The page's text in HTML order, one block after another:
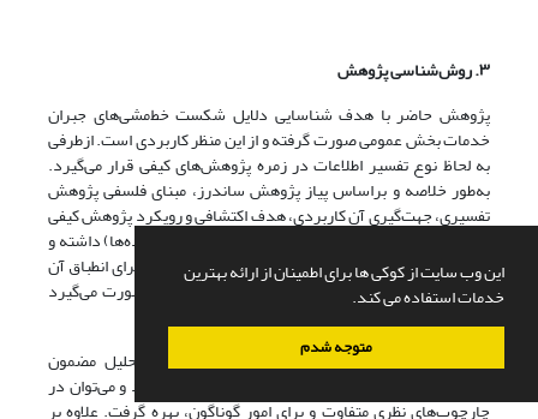
این وب سایت از کوکی ها برای اطمینان از ارائه بهترین
خدمات استفاده می کند.
متوجه شدم
۳. روش‌‌‌‌شناسی پژوهش
پژوهش حاضر با هدف شناسایی دلایل شکست خط‌مشی‌های جبران
خدمات بخش عمومی صورت گرفته و از این منظر کاربردی است. ازطرفی
به لحاظ نوع تفسیر اطلاعات در زمره پژوهش‌های کیفی قرار می‌گیرد.
به‌طور خلاصه و براساس پیاز پژوهش ساندرز، مبنای فلسفی پژوهش
تفسیری، جهت‌‌‌‌گیری آن کاربردی، هدف اکتشافی و رویکرد پژوهش کیفی
است. به‌طورکلی پژوهش رویکردی استقرایی (مبتنی‌بر داده‌‌‌‌ها) داشته و
در روش استقرایی، فرایند کدگذاری داده‌‌‌‌ها بدون تلاش برای انطباق آن
با چارچوب کدگذاری از قبل تهیه شده (قالب مضامین) صورت می‌گیرد
(عابدی و همکاران، 1390).
به‌منظور دستیابی به هدف پژوهش کیفی از روش تحلیل مضمون
استفاده شده است که به چارچوب نظری وابستگی ندارد و می‌‌‌‌توان در
چارچوب‌‌‌‌های نظری متفاوت و برای امور گوناگون، بهره گرفت. علاوه بر